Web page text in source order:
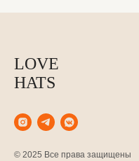
LOVE
HATS
© 2025 Все права защищены